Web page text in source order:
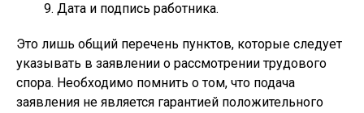
Дата и подпись работника.
Это лишь общий перечень пунктов, которые следует
указывать в заявлении о рассмотрении трудового
спора. Необходимо помнить о том, что подача
заявления не является гарантией положительного